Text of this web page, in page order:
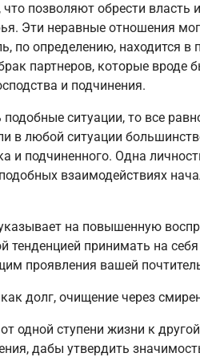
позволяют обрести власть
Эти неравные отношения
по определению, находится
партнеров, которые
и подчинения.
ситуации, то все
в любой ситуации
и подчиненного. Одна
взаимодействиях
на повышенную
принимать на
проявления вашей
долг, очищение через
одной ступени жизни к
дабы утвердить